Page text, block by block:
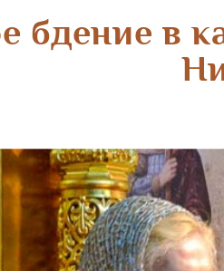
бдение в